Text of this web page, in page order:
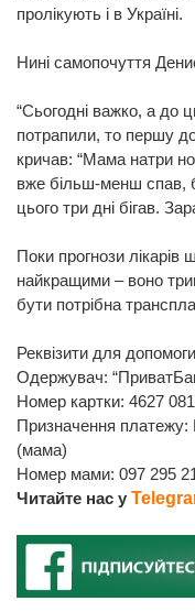
пролікують і в Україні.
Нині самопочуття
“Сьогодні важко, а до
потрапили, то першу
кричав: “Мама натри
вже більш-менш спав,
цього три дні бігав.
Поки прогнози лікарів
найкращими – воно
бути потрібна
Реквізити для
Одержувач:
Номер картки: 4627
Призначення
(мама)
Номер мами: 097 295
Читайте нас у